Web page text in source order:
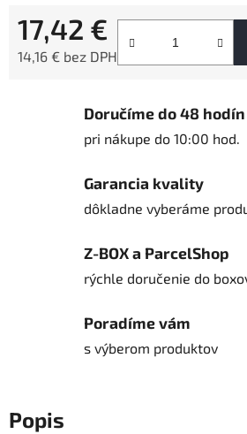
17,42 €
14,16 € bez DPH
Doručíme do 48 hodín
pri nákupe do 10:00 hod.
Garancia kvality
dôkladne vyberáme
Z-BOX a ParcelShop
rýchle doručenie do
Poradíme vám
s výberom produktov
Popis